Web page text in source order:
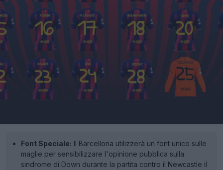
Font Speciale: Il Barcellona utilizzerà un font unico sulle
maglie per sensibilizzare l'opinione pubblica sulla
sindrome di Down durante la partita contro il Newcastle il